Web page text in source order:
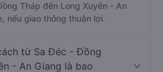
Tháp đến Long Xuyên - An
nếu giao thông thuận lợi.
từ Sa Đéc - Đồng
- An Giang là bao